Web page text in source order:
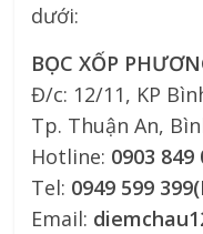
dưới:
BỌC XỐP
Đ/c: 12/11, KP
Tp. Thuận An,
Hotline: 0903 849
Tel: 0949 599
Email: